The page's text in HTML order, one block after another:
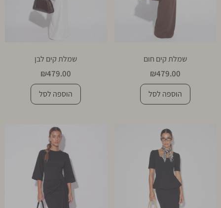
שמלת קים חום
₪479.00
הוספה לסל
שמלת קים לבן
₪479.00
הוספה לסל